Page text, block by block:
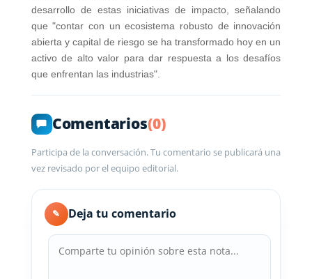
desarrollo de estas iniciativas de impacto, señalando
que "contar con un ecosistema robusto de innovación
abierta y capital de riesgo se ha transformado hoy en un
activo de alto valor para dar respuesta a los desafíos
que enfrentan las industrias".
Comentarios(0)
Participa de la conversación. Tu comentario se publicará una
vez revisado por el equipo editorial.
✎ Deja tu comentario